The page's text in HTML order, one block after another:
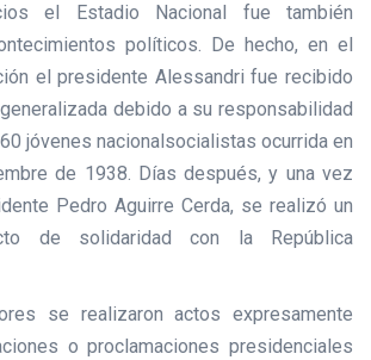
el Estadio Nacional fue también
políticos. De hecho, en el
el presidente Alessandri fue recibido
debido a su responsabilidad
jóvenes nacionalsocialistas ocurrida en
de 1938. Días después, y una vez
Pedro Aguirre Cerda, se realizó un
de solidaridad con la República
se realizaron actos expresamente
o proclamaciones presidenciales